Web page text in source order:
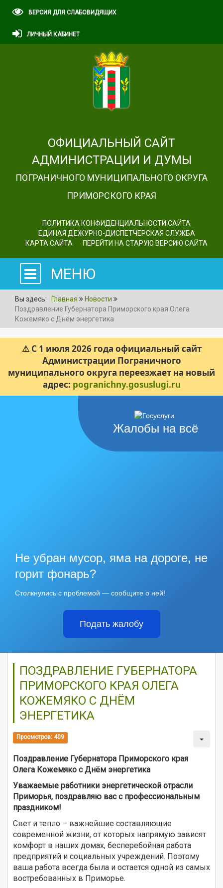
ВЕРСИЯ ДЛЯ СЛАБОВИДЯЩИХ
ЛИЧНЫЙ КАБИНЕТ
ОФИЦИАЛЬНЫЙ САЙТ
АДМИНИСТРАЦИИ И ДУМЫ
ПОГРАНИЧНОГО МУНИЦИПАЛЬНОГО ОКРУГА
ПРИМОРСКОГО КРАЯ
ПОЛИТИКА КОНФИДЕНЦИАЛЬНОСТИ САЙТА
ЕДИНАЯ ДЕЖУРНО-ДИСПЕТЧЕРСКАЯ СЛУЖБА
КАРТА САЙТА
ПЕРЕЙТИ НА СТАРУЮ ВЕРСИЮ САЙТА
МЕНЮ
Вы здесь: Главная
Новости
Поздравление Губернатора Приморского края Олега
Кожемяко с Днём энергетика
⚠ С 1 июля 2026 года официальный сайт
Администрации Пограничного
муниципального округа переезжает на новый
адрес: pogranichny.gosuslugi.ru
Жалобы на всё
Не убран мусор, яма на дороге, не
горит фонарь?
Столкнулись с проблемой — сообщите о ней!
Подать жалобу
ПОЗДРАВЛЕНИЕ ГУБЕРНАТОРА
ПРИМОРСКОГО КРАЯ ОЛЕГА
КОЖЕМЯКО С ДНЁМ
ЭНЕРГЕТИКА
Просмотров: 409
Поздравление Губернатора Приморского края
Олега Кожемяко с Днём энергетика
Уважаемые работники энергетической отрасли
Приморья, поздравляю вас с профессиональным
праздником!
Свет и тепло – важнейшие составляющие
современной жизни, от которых напрямую зависят
комфорт в наших домах, бесперебойная работа
предприятий и социальных учреждений. Поэтому
ваша работа всегда была и остается одной из самых
востребованных в Приморье.